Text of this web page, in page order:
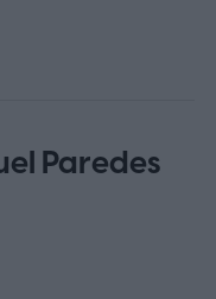
Paredes